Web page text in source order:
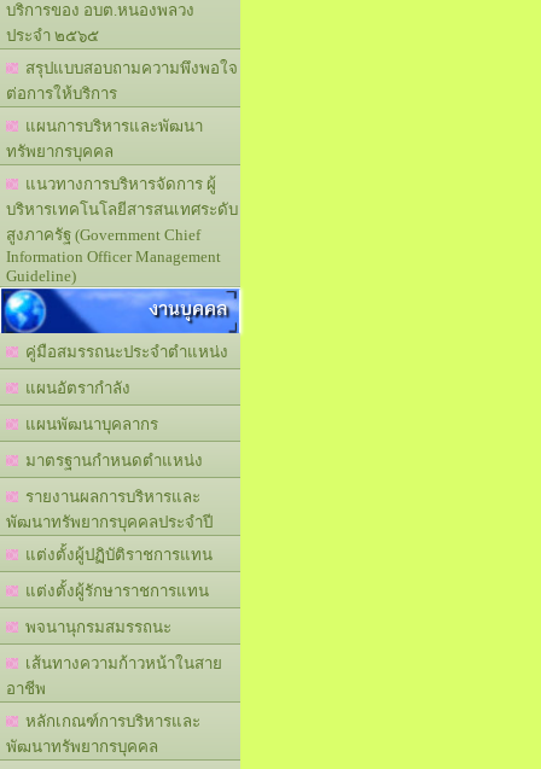
บริการของ อบต.หนองพลวง
ประจำ ๒๕๖๕
สรุปแบบสอบถามความพึงพอใจ
ต่อการให้บริการ
แผนการบริหารและพัฒนา
ทรัพยากรบุคคล
แนวทางการบริหารจัดการ ผู้
บริหารเทคโนโลยีสารสนเทศระดับ
สูงภาครัฐ (Government Chief
Information Officer Management
Guideline)
งานบุคคล
คู่มือสมรรถนะประจำตำแหน่ง
แผนอัตรากำลัง
แผนพัฒนาบุคลากร
มาตรฐานกำหนดตำแหน่ง
รายงานผลการบริหารและ
พัฒนาทรัพยากรบุคคลประจำปี
แต่งตั้งผู้ปฏิบัติราชการแทน
แต่งตั้งผู้รักษาราชการแทน
พจนานุกรมสมรรถนะ
เส้นทางความก้าวหน้าในสาย
อาชีพ
หลักเกณฑ์การบริหารและ
พัฒนาทรัพยากรบุคคล